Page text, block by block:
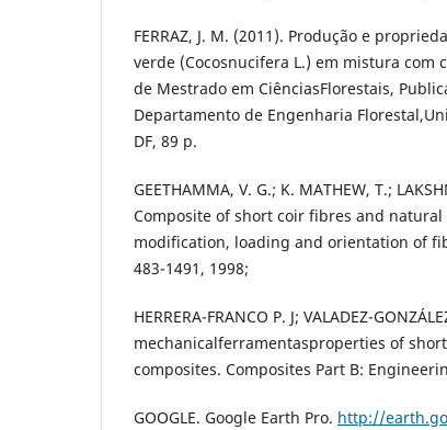
FERRAZ, J. M. (2011). Produção e
verde (Cocosnucifera L.) em mistura com
de Mestrado em CiênciasFlorestais,
Departamento de Engenharia
DF, 89 p.
GEETHAMMA, V. G.; K. MATHEW, T.;
Composite of short coir fibres and
modification, loading and orientation of
483-1491, 1998;
HERRERA-FRANCO P. J; VALADEZ-
mechanicalferramentasproperties of
composites. Composites Part B:
GOOGLE. Google Earth Pro. http://